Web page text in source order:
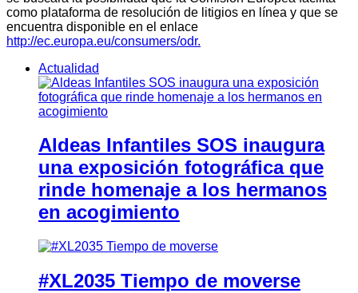
como plataforma de resolución de litigios en línea y que se
encuentra disponible en el enlace
http://ec.europa.eu/consumers/odr.
Actualidad
Aldeas Infantiles SOS inaugura
una exposición fotográfica que
rinde homenaje a los hermanos
en acogimiento
#XL2035 Tiempo de moverse